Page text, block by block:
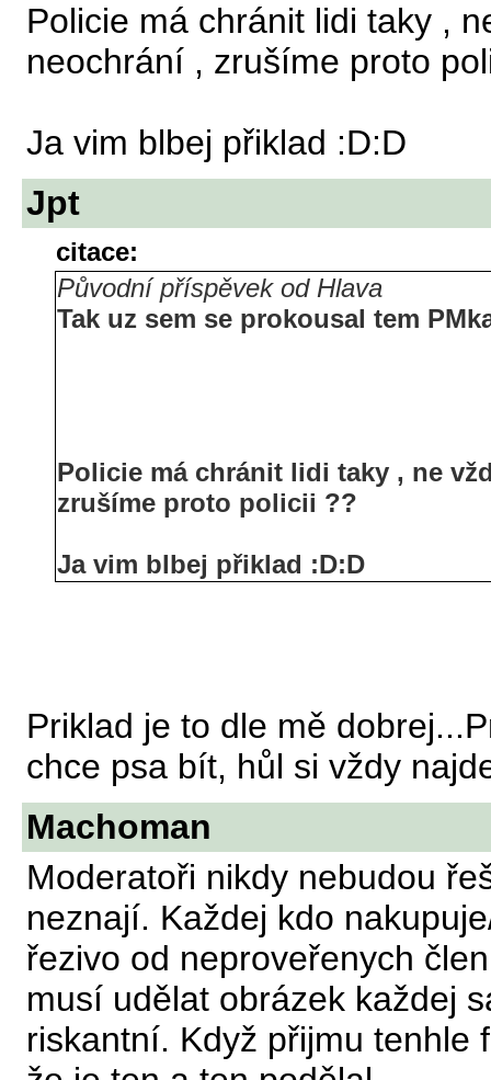
Policie má chránit lidi taky ,
neochrání , zrušíme proto
Ja vim blbej přiklad :D:D
Jpt
citace:
Původní příspěvek od Hlava
Tak uz sem se prokousal tem
Policie má chránit lidi taky , ne
zrušíme proto policii ??
Ja vim blbej přiklad :D:D
Priklad je to dle mě
chce psa bít, hůl si vždy
Machoman
Moderatoři nikdy nebudou
neznají. Každej kdo
řezivo od neproveřenych
musí udělat obrázek každej
riskantní. Když přijmu tenhle